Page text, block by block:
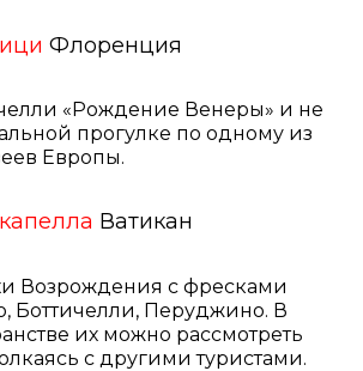
Флоренция
«Рождение Венеры» и не
прогулке по одному из
Европы.
Ватикан
Возрождения с фресками
Боттичелли, Перуджино. В
их можно рассмотреть
с другими туристами.